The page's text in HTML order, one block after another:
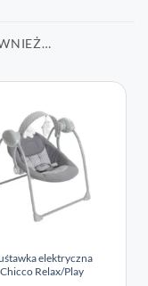
elektryczna
Chicco Relax/Play